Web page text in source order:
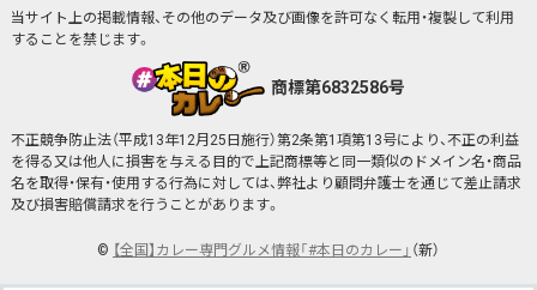
当サイト上の掲載情報、その他のデータ及び画像を許可なく転用・複製して利用
することを禁じます。
商標第6832586号
不正競争防止法（平成13年12月25日施行）第2条第1項第13号により、不正の利益
を得る又は他人に損害を与える目的で上記商標等と同一類似のドメイン名・商品
名を取得・保有・使用する行為に対しては、弊社より顧問弁護士を通じて差止請求
及び損害賠償請求を行うことがあります。
© 【全国】カレー専門グルメ情報「#本日のカレー」 （新）